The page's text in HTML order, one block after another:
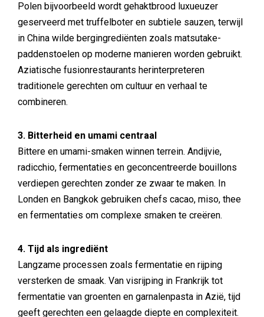
Polen bijvoorbeeld wordt gehaktbrood luxueuzer
geserveerd met truffelboter en subtiele sauzen, terwijl
in China wilde bergingrediënten zoals matsutake-
paddenstoelen op moderne manieren worden gebruikt.
Aziatische fusionrestaurants herinterpreteren
traditionele gerechten om cultuur en verhaal te
combineren.
3. Bitterheid en umami centraal
Bittere en umami-smaken winnen terrein. Andijvie,
radicchio, fermentaties en geconcentreerde bouillons
verdiepen gerechten zonder ze zwaar te maken. In
Londen en Bangkok gebruiken chefs cacao, miso, thee
en fermentaties om complexe smaken te creëren.
4. Tijd als ingrediënt
Langzame processen zoals fermentatie en rijping
versterken de smaak. Van visrijping in Frankrijk tot
fermentatie van groenten en garnalenpasta in Azië, tijd
geeft gerechten een gelaagde diepte en complexiteit.